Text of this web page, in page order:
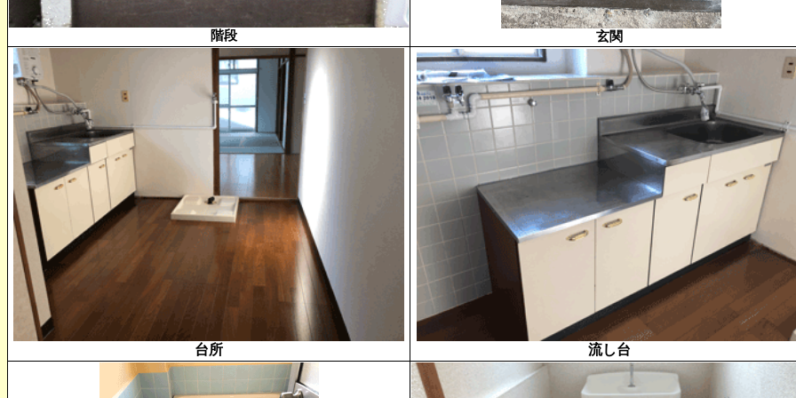
階段 玄関
台所 流し台